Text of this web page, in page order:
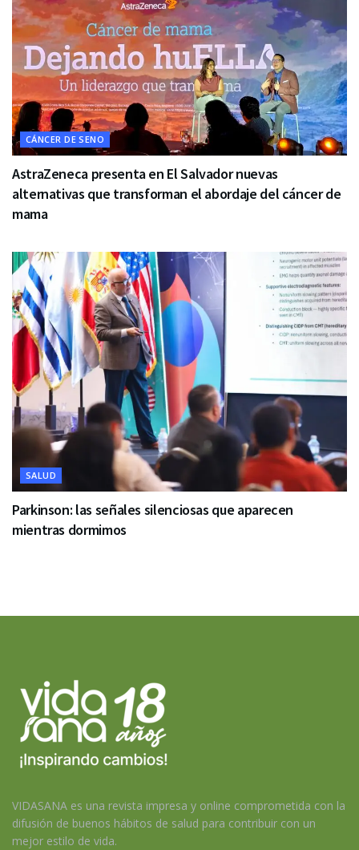
CÁNCER DE SENO
AstraZeneca presenta en El Salvador nuevas
alternativas que transforman el abordaje del cáncer de
mama
SALUD
Parkinson: las señales silenciosas que aparecen
mientras dormimos
VIDASANA es una revista impresa y online comprometida con la
difusión de buenos hábitos de salud para contribuir con un
mejor estilo de vida.